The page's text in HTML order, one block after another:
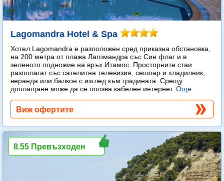
Lagomandra Hotel & Spa
Хотел Lagomandra е разположен сред приказна обстановка,
на 200 метра от плажа Лагомандра със Син флаг и в
зеленото подножие на връх Итамос. Просторните стаи
разполагат със сателитна телевизия, сешоар и хладилник,
веранда или балкон с изглед към градината. Срещу
доплащане може да се ползва кабелен интернет. Още...
Виж офертите
8.55 Превъзходен